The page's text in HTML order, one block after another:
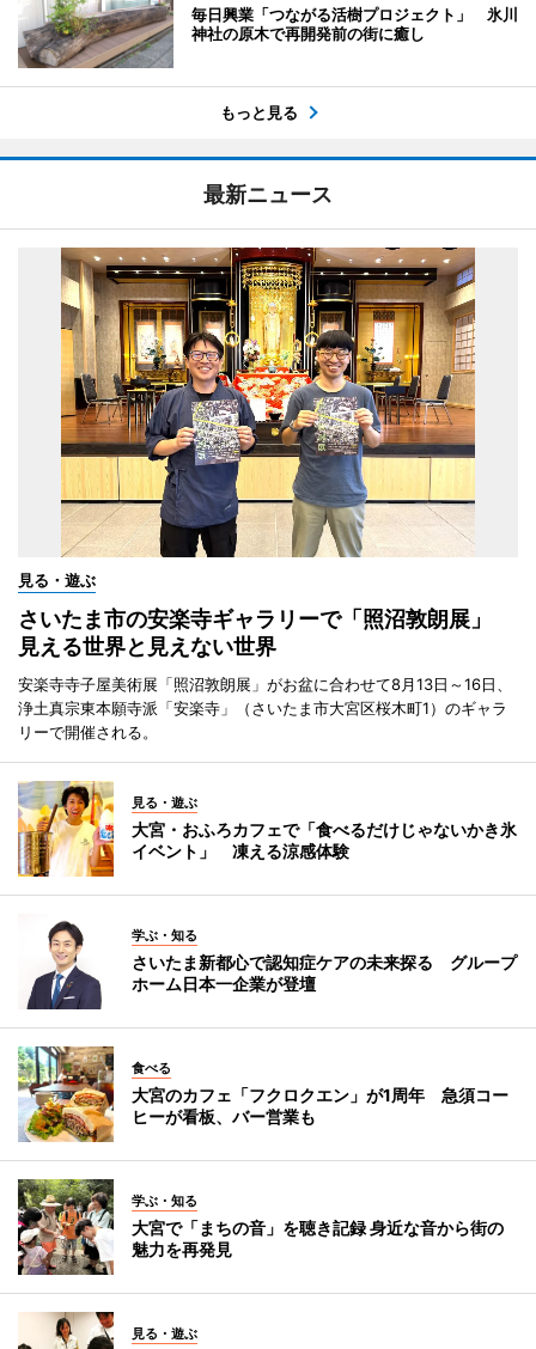
毎日興業「つながる活樹プロジェクト」 氷川
神社の原木で再開発前の街に癒し
もっと見る
最新ニュース
見る・遊ぶ
さいたま市の安楽寺ギャラリーで「照沼敦朗展」
見える世界と見えない世界
安楽寺寺子屋美術展「照沼敦朗展」がお盆に合わせて8月13日～16日、
浄土真宗東本願寺派「安楽寺」（さいたま市大宮区桜木町1）のギャラ
リーで開催される。
見る・遊ぶ
大宮・おふろカフェで「食べるだけじゃないかき氷
イベント」 凍える涼感体験
学ぶ・知る
さいたま新都心で認知症ケアの未来探る グループ
ホーム日本一企業が登壇
食べる
大宮のカフェ「フクロクエン」が1周年 急須コー
ヒーが看板、バー営業も
学ぶ・知る
大宮で「まちの音」を聴き記録 身近な音から街の
魅力を再発見
見る・遊ぶ